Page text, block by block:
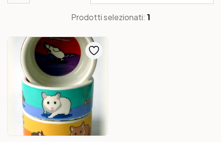
Prodotti selezionati: 1